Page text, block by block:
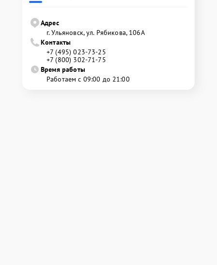
Адрес
г. Ульяновск, ул. Рябикова, 106А
Контакты
+7 (495) 023-73-25
+7 (800) 302-71-75
Время работы
Работаем с 09:00 до 21:00